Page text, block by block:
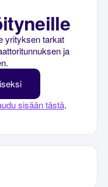
yrityksen tarkat
ja
sisään tästä.